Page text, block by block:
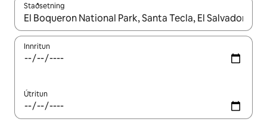
Staðsetning
Þegar niðurstöður liggja fyrir skaltu nota upp og niður
Innritun
Útritun